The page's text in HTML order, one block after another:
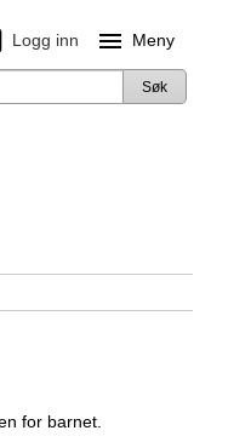
Logg inn menu Meny
Søk
for barnet.